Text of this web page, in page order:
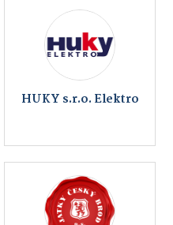
HUKY s.r.o. Elektro